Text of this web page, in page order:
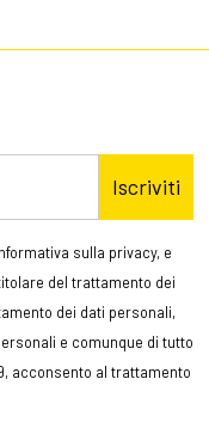
Iscriviti
sulla privacy, e
del trattamento dei
dei dati personali,
e comunque di tutto
acconsento al trattamento